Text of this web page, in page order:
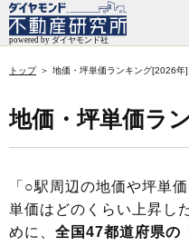
トップ 地価・坪単価ランキング[2026年]
地価・坪単価ラ
「○駅周辺の地価や坪単
単価はどのくらい上昇し
めに、 全国47都道府県の